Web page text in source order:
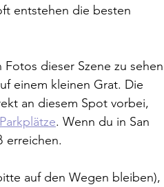
entstehen die besten
dieser Szene zu sehen
einem kleinen Grat. Die
an diesem Spot vorbei,
. Wenn du in San
erreichen.
auf den Wegen bleiben),